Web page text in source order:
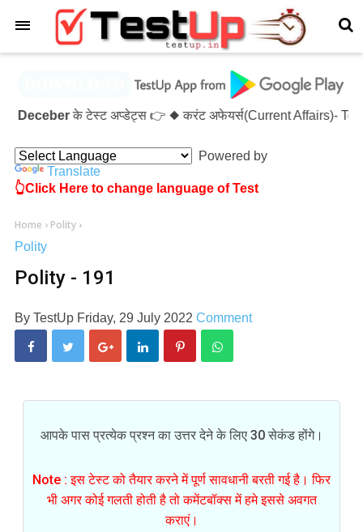
Deceberके टेस्ट अप्डेट्स 👉 ◆ करंट अफेयर्स(Current Affairs)- Test-
Powered by
Translate
👆Click Here to change language of Test
Home › Polity ›
Polity
Polity - 191
By TestUp Friday, 29 July 2022 Comment
आपके पास प्रत्येक प्रश्न का उत्तर देने के लिए 30 सेकंड होंगे।
Note : इस टेस्ट को तैयार करने में पूर्ण सावधानी बरती गई है। फिर
भी अगर कोई गलती होती है तो कमेंटबॉक्स में हमे इससे अवगत
कराएं।